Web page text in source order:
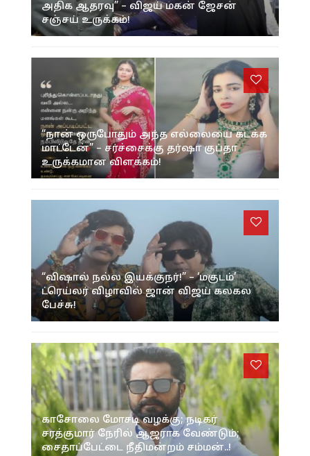
அதிக ஆதரவு” – விஜய் மகன் ஜேசன்
சஞ்சய் உருக்கம்!
“நான் ஒருபோதும் அந்த எல்லையை கடக்க
மாட்டேன்” – சர்ச்சைக்கு தர்ஷா குப்தா
உருக்கமான விளக்கம்!
“விஷால் நல்ல இயக்குநர்!” – ‘மகுடம்’
ட்ரெய்லர் விழாவில் ஜான் விஜய் கலகல
பேச்சு!
காசோலை மோசடி வழக்கு; நடிகர்
சரத்குமார் நேரில் ஆஜராக வேண்டும்;
சைதாப்பேட்டை நீதிமன்றம் சம்மன்..!